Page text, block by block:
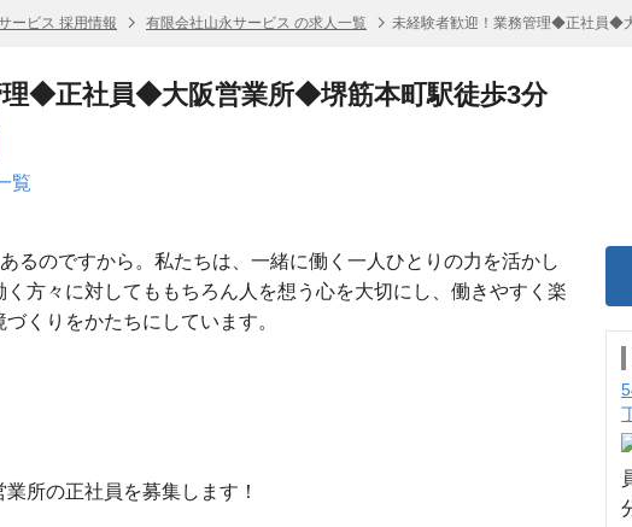
ービス 採用情報 有限会社山永サービス の求人一覧 未経験者歓迎！業務管理◆正社員◆
理◆正社員◆大阪営業所◆堺筋本町駅徒歩3分
覧
るのですから。私たちは、一緒に働く一人ひとりの力を活かし
方々に対してももちろん人を想う心を大切にし、働きやすく楽
くりをかたちにしています。
所の正社員を募集します！